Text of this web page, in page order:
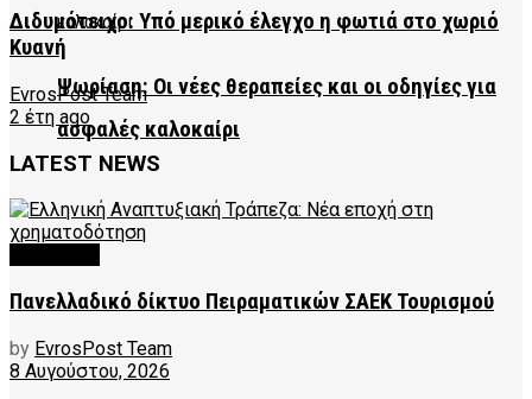
Ψωρίαση: Οι νέες θεραπείες και οι οδηγίες για
ασφαλές καλοκαίρι
Διδυμότειχο: Υπό μερικό έλεγχο η φωτιά στο χωριό
Κυανή
EvrosPost Team
2 έτη ago
LATEST NEWS
Πανελλαδικό δίκτυο Πειραματικών ΣΑΕΚ Τουρισμού
by EvrosPost Team
8 Αυγούστου, 2026